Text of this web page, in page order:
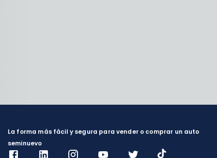
La forma más fácil y segura para vender o comprar un auto
seminuevo